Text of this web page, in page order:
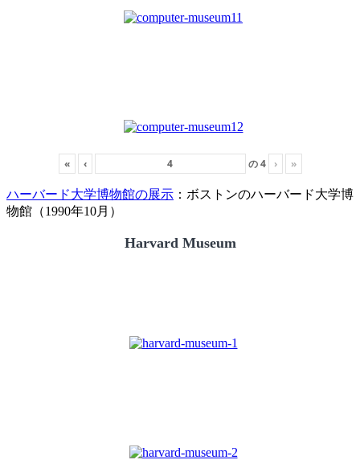
« ‹ の4 › »
ハーバード大学博物館の展示 ：ボストンのハーバード大学博
物館（1990年10月）
Harvard Museum